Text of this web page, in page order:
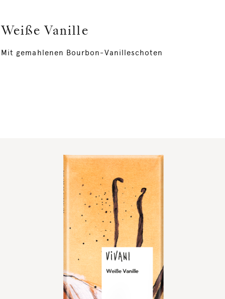
Weiße Vanille
Mit gemahlenen Bourbon-Vanilleschoten